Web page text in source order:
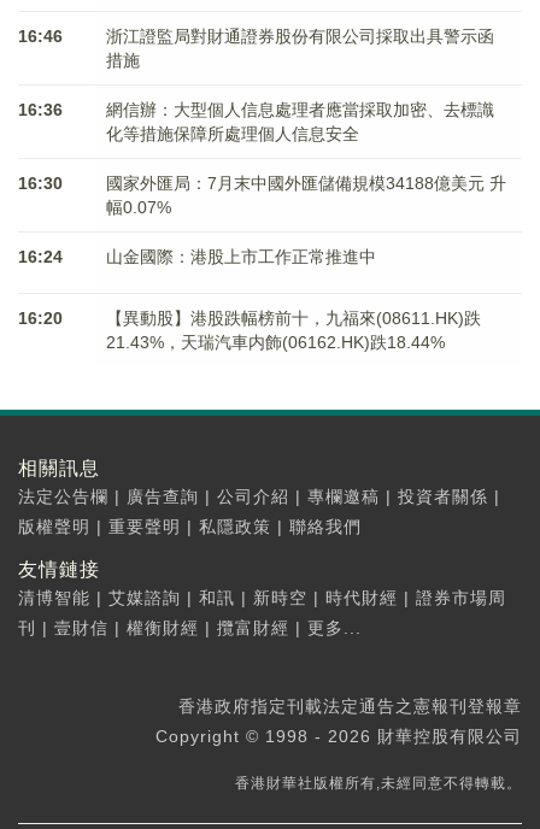
16:46
浙江證監局對財通證券股份有限公司採取出具警示函
措施
16:36
網信辦：大型個人信息處理者應當採取加密、去標識
化等措施保障所處理個人信息安全
16:30
國家外匯局：7月末中國外匯儲備規模34188億美元 升
幅0.07%
16:24 山金國際：港股上市工作正常推進中
16:20
【異動股】港股跌幅榜前十，九福來(08611.HK)跌
21.43%，天瑞汽車内飾(06162.HK)跌18.44%
相關訊息
法定公告欄 | 廣告查詢 | 公司介紹 | 專欄邀稿 | 投資者關係 |
版權聲明 | 重要聲明 | 私隱政策 | 聯絡我們
友情鏈接
清博智能 | 艾媒諮詢 | 和訊 | 新時空 | 時代財經 | 證券市場周
刊
| 壹財信 | 權衡財經 | 攬富財經 | 更多...
香港政府指定刊載法定通告之憲報刊登報章
Copyright © 1998 - 2026 財華控股有限公司
香港財華社版權所有,未經同意不得轉載。